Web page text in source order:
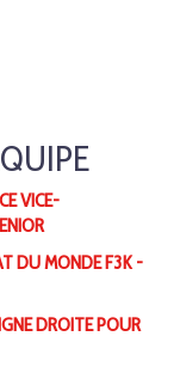
VICE-
DU MONDE F3K -
DROITE POUR